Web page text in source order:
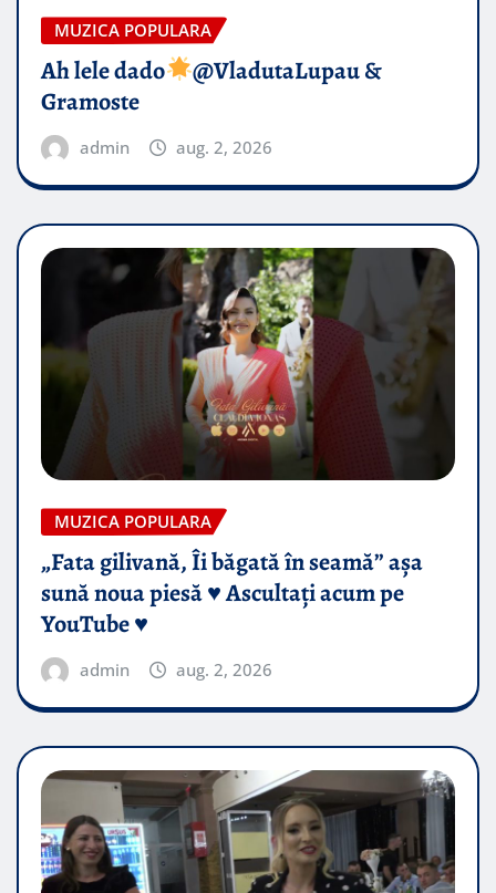
MUZICA POPULARA
Ah lele dado​
@VladutaLupau &
Gramoste
admin aug. 2, 2026
MUZICA POPULARA
„Fata gilivană, Îi băgată în seamă” așa
sună noua piesă ♥️ Ascultați acum pe
YouTube ♥️
admin aug. 2, 2026